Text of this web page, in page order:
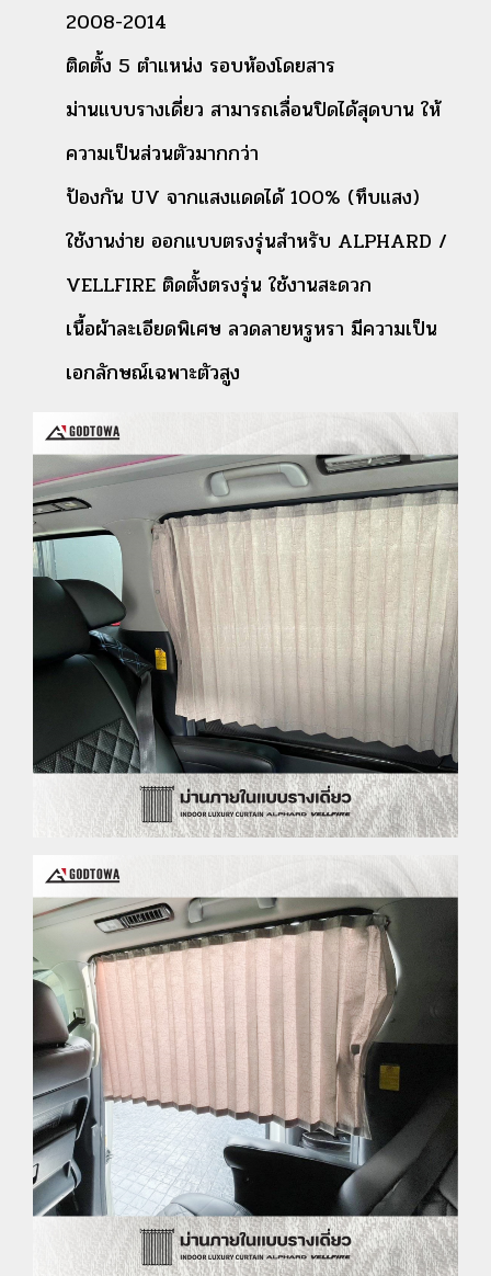
2008-2014
ติดตั้ง 5 ตำแหน่ง รอบห้องโดยสาร
ม่านแบบรางเดี่ยว สามารถเลื่อนปิดได้สุดบาน ให้
ความเป็นส่วนตัวมากกว่า
ป้องกัน UV จากแสงแดดได้ 100% (ทึบแสง)
ใช้งานง่าย ออกแบบตรงรุ่นสำหรับ ALPHARD /
VELLFIRE ติดตั้งตรงรุ่น ใช้งานสะดวก
เนื้อผ้าละเอียดพิเศษ ลวดลายหรูหรา มีความเป็น
เอกลักษณ์เฉพาะตัวสูง